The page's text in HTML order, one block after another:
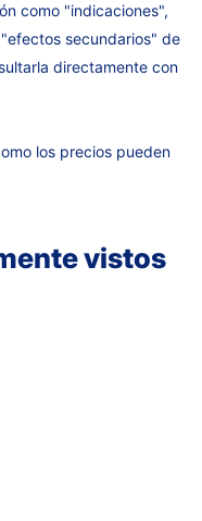
como "indicaciones",
secundarios" de
directamente con
los precios pueden
vistos